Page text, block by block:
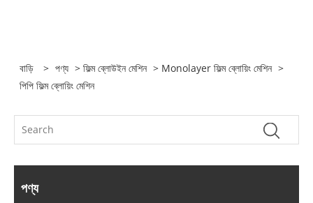
বাড়ি > পণ্য >ফিল্ম ব্লোউইন মেশিন > Monolayer ফিল্ম ব্লোয়িং মেশিন >
পিপি ফিল্ম ব্লোয়িং মেশিন
পণ্য